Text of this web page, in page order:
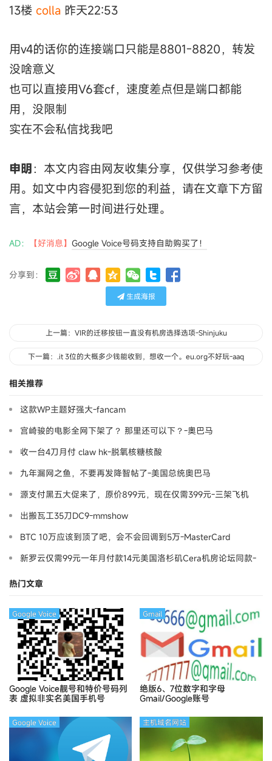
13楼 colla 昨天22:53
用v4的话你的连接端口只能是8801-8820，转发
没啥意义
也可以直接用V6套cf，速度差点但是端口都能
用，没限制
实在不会私信找我吧
申明：本文内容由网友收集分享，仅供学习参考使
用。如文中内容侵犯到您的利益，请在文章下方留
言，本站会第一时间进行处理。
AD： 【好消息】 Google Voice号码支持自助购买了！
分享到：
生成海报
上一篇：VIR的迁移按钮一直没有机房选择选项-Shinjuku
下一篇：.it 3位的大概多少钱能收到，想收一个。eu.org不好玩-aaq
相关推荐
这款WP主题好强大-fancam
宫崎骏的电影全网下架了？ 那里还可以下？-奧巴马
收一台4刀月付 claw hk-脱氧核糖核酸
九年漏网之鱼，不要再发降智帖了-美国总统奥巴马
源支付黑五大促来了，原价899元，现在仅需399元-三架飞机
出搬瓦工35刀DC9-mmshow
BTC 10万应该到顶了吧，会不会回调到5万-MasterCard
新罗云仅需99元一年月付款14元美国洛杉矶Cera机房论坛同款-
热门文章
Google Voice靓号和特价号码列
表 虚拟非实名美国手机号
Google Voice
绝版6、7位数字和字母
Gmail/Google账号
Gmail
Google Voice 主机域名网站